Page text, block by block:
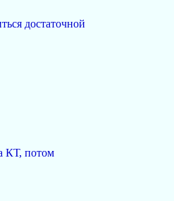
достаточной
КТ, потом